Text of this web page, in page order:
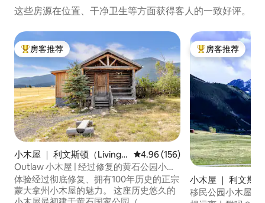
这些房源在位置、干净卫生等方面获得客人的一致好评。
热门「房客推荐」
房客推荐
小木屋 ｜ 利文斯顿（Livingst
on）
平均评分 4.96 分（满分 5 分），
4.96 (156)
Outlaw 小木屋 | 经过修复的黄石公园小木
屋
体验经过彻底修复、拥有100年历史的正宗
蒙大拿州小木屋的魅力。 这座历史悠久的
热门「房客推荐」
房客推荐
小木屋 ｜ 利文斯
ton）
移民公园小木屋，